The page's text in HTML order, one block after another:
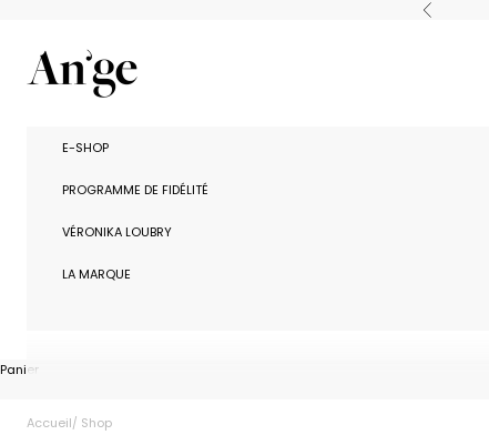
Précédent
Ange Paris
E-SHOP
PROGRAMME DE FIDÉLITÉ
VÉRONIKA LOUBRY
LA MARQUE
Panier
Accueil
Shop